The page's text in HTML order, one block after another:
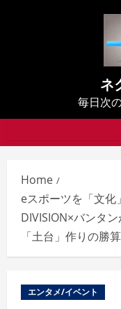
ネ
毎日次
Home
eスポーツを「文化
DIVISION×バンタ
「土台」作りの勝算
エンタメ/イベント